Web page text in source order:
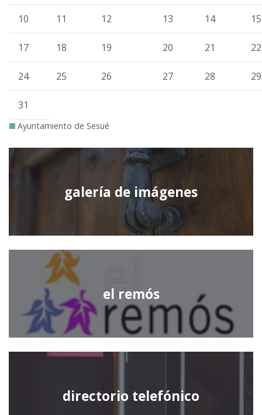
10 11 12 13 14 15
17 18 19 20 21 22
24 25 26 27 28 29
31
Ayuntamiento de Sesué
galería de imágenes
el remós
directorio telefónico